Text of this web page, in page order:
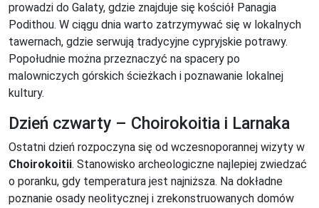
prowadzi do Galaty, gdzie znajduje się kościół Panagia
Podithou. W ciągu dnia warto zatrzymywać się w lokalnych
tawernach, gdzie serwują tradycyjne cypryjskie potrawy.
Popołudnie można przeznaczyć na spacery po
malowniczych górskich ścieżkach i poznawanie lokalnej
kultury.
Dzień czwarty – Choirokoitia i Larnaka
Ostatni dzień rozpoczyna się od wczesnoporannej wizyty w
Choirokoitii. Stanowisko archeologiczne najlepiej zwiedzać
o poranku, gdy temperatura jest najniższa. Na dokładne
poznanie osady neolitycznej i zrekonstruowanych domów